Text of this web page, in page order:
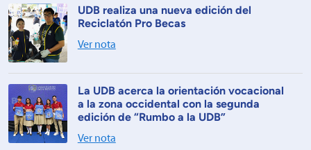
UDB realiza una nueva edición del
Reciclatón Pro Becas
Ver nota
La UDB acerca la orientación vocacional
a la zona occidental con la segunda
edición de “Rumbo a la UDB”
Ver nota